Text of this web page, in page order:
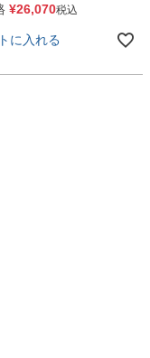
¥26,070税込
に入れる